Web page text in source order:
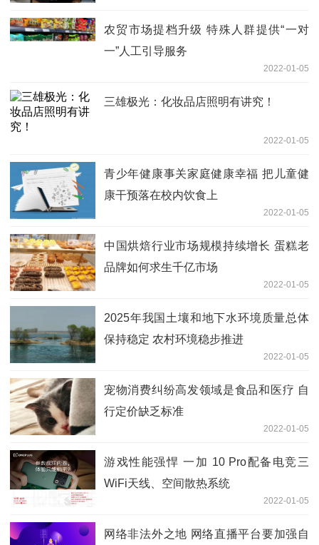
农贸市场提档升级 特殊人群提供“一对
一”人工引导服务
2022-01-05
三雄极光：化妆品店照明有讲究！
2022-01-05
青少年健康事关家庭健康幸福 把儿童健
康干预落在校内饮食上
2022-01-05
中国烘焙行业市场规模持续增长 蛋糕老
品牌如何求生千亿市场
2022-01-05
2025年我国土壤和地下水环境质量总体
保持稳定 农村环境稳步推进
2022-01-05
宠物消费纠纷高发领域是食品和医疗 自
行定价缺乏标准
2022-01-05
游戏性能强悍 一加 10 Pro配备电竞三
WiFi天线、空间散热系统
2022-01-05
网络非法外之地 网络直播平台要加强自